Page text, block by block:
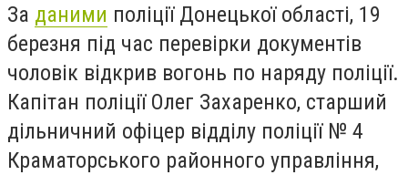
За даними поліції Донецької області, 19
березня під час перевірки документів
чоловік відкрив вогонь по наряду поліції.
Капітан поліції Олег Захаренко, старший
дільничний офіцер відділу поліції № 4
Краматорського районного управління,